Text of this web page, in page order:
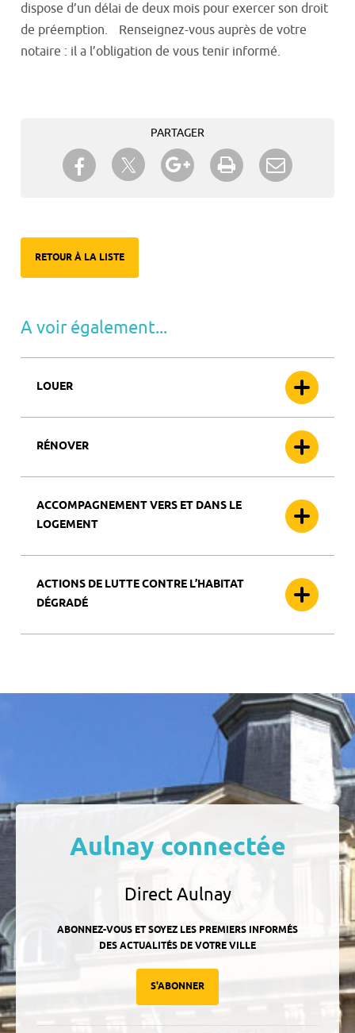
dispose d’un délai de deux mois pour exercer son droit
de préemption. Renseignez-vous auprès de votre
notaire : il a l’obligation de vous tenir informé.
PARTAGER
Partager sur Facebook
Partager sur TwitterPartager sur Google+
Imprimer
RETOUR À LA LISTE
A voir également...
LOUER
RÉNOVER
ACCOMPAGNEMENT VERS ET DANS LE
LOGEMENT
ACTIONS DE LUTTE CONTRE L’HABITAT
DÉGRADÉ
Aulnay connectée
Direct Aulnay
ABONNEZ-VOUS ET SOYEZ LES PREMIERS INFORMÉS
DES ACTUALITÉS DE VOTRE VILLE
S'ABONNER